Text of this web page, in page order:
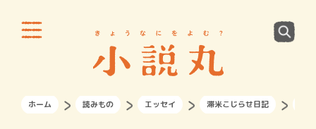
ホーム 読みもの エッセイ 滞米こじらせ日記